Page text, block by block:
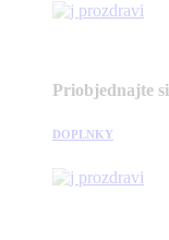
Priobjednajte si
DOPLNKY